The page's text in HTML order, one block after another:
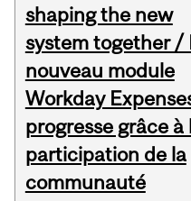
shaping the new
system together /
nouveau module
Workday
progresse grâce à
participation de la
communauté